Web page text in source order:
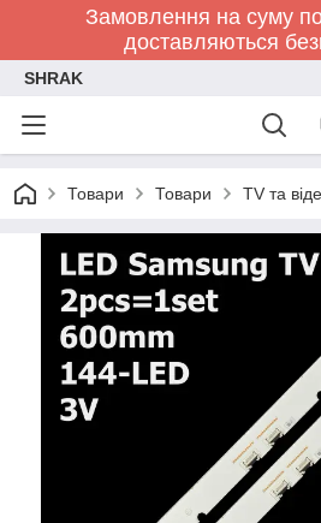
Замовлення на суму
доставляються
SHRAK
Товари Товари TV та